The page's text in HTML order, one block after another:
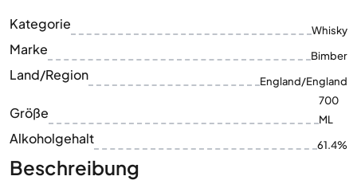
Kategorie Whisky
Marke Bimber
Land/Region England/England
Größe
700
ML
Alkoholgehalt 61.4%
Beschreibung